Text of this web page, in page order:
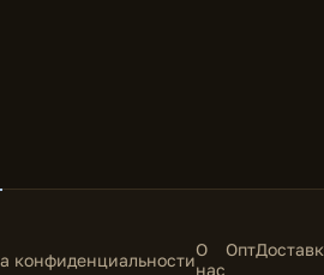
конфиденциальностиО
нас
Опт